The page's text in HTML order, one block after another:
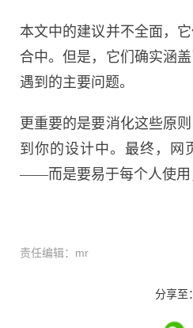
本文中的建议并不全面，
合中。但是，它们确实涵
遇到的主要问题。
更重要的是要消化这些原
到你的设计中。最终，网
——而是要易于每个人使用
责任编辑：mr
分享至：